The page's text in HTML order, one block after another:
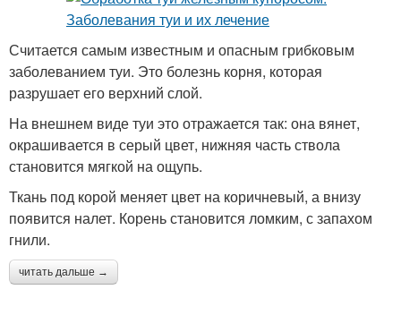
Считается самым известным и опасным грибковым
заболеванием туи. Это болезнь корня, которая
разрушает его верхний слой.
На внешнем виде туи это отражается так: она вянет,
окрашивается в серый цвет, нижняя часть ствола
становится мягкой на ощупь.
Ткань под корой меняет цвет на коричневый, а внизу
появится налет. Корень становится ломким, с запахом
гнили.
читать дальше →